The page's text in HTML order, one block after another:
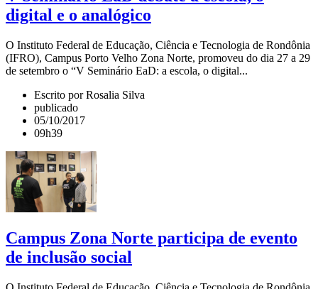
digital e o analógico
O Instituto Federal de Educação, Ciência e Tecnologia de Rondônia
(IFRO), Campus Porto Velho Zona Norte, promoveu do dia 27 a 29
de setembro o “V Seminário EaD: a escola, o digital...
Escrito por Rosalia Silva
publicado
05/10/2017
09h39
Campus Zona Norte participa de evento
de inclusão social